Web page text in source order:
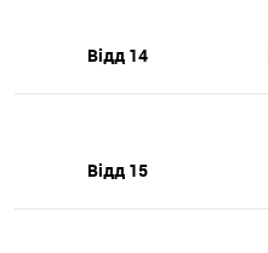
Відд 14
Відд 15